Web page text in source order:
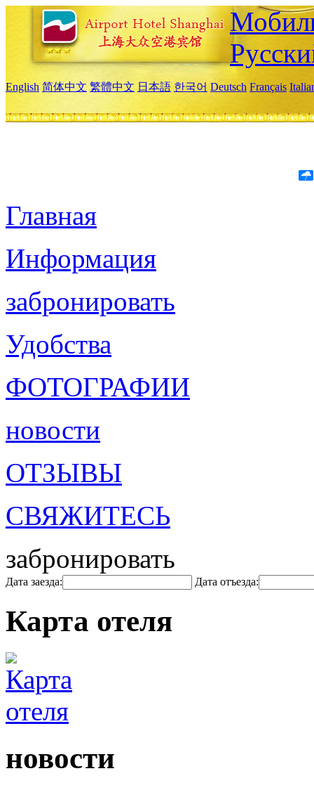
English 简体中文 繁體中文 日本語 한국어 Deutsch Français
Главная
Информация
забронировать
Удобства
ФОТОГРАФИИ
новости
ОТЗЫВЫ
СВЯЖИТЕСЬ
забронировать
Дата заезда: Дата отъезда:
Карта отеля
новости